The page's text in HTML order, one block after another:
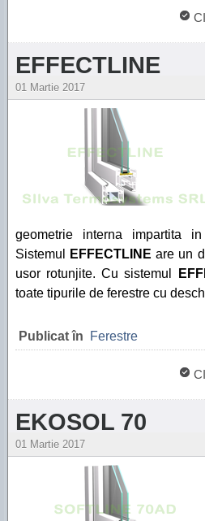
EFFECTLINE
01 Martie 2017
geometrie interna impartita
Sistemul
EFFECTLINE are un
usor rotunjite. Cu sistemul
toate tipurile de ferestre cu
Publicat în Ferestre
EKOSOL 70
01 Martie 2017